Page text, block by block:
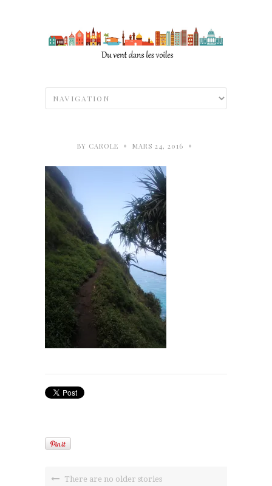
BY CAROLE • MARS 24, 2016 •
There are no older stories